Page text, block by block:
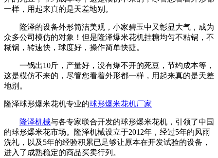
一样，用起来真的是天差地别。
隆泽的设备外形简洁美观，小家碧玉中又彰显大气，成为
众多公司模仿的对象！但是隆泽爆米花机挂糖均匀不粘锅，不
糊锅，转速快，球度好，操作简单快捷。
一锅出10斤，产量好，没有爆不开的死豆，节约成本等，
这是模仿不来的，尽管您看着外形都一样，用起来真的是天差
地别。
隆泽球形爆米花机专业的球形爆米花机厂家
隆泽机械与各专家联合开发的球形爆米花机，引领了中国
的球形爆米花市场。隆泽机械设立于2012年，经过5年的风雨
洗礼，以及5年的经验积累已足够让原本在开发试验的设备，
进入了成熟稳定的商品买卖行列。